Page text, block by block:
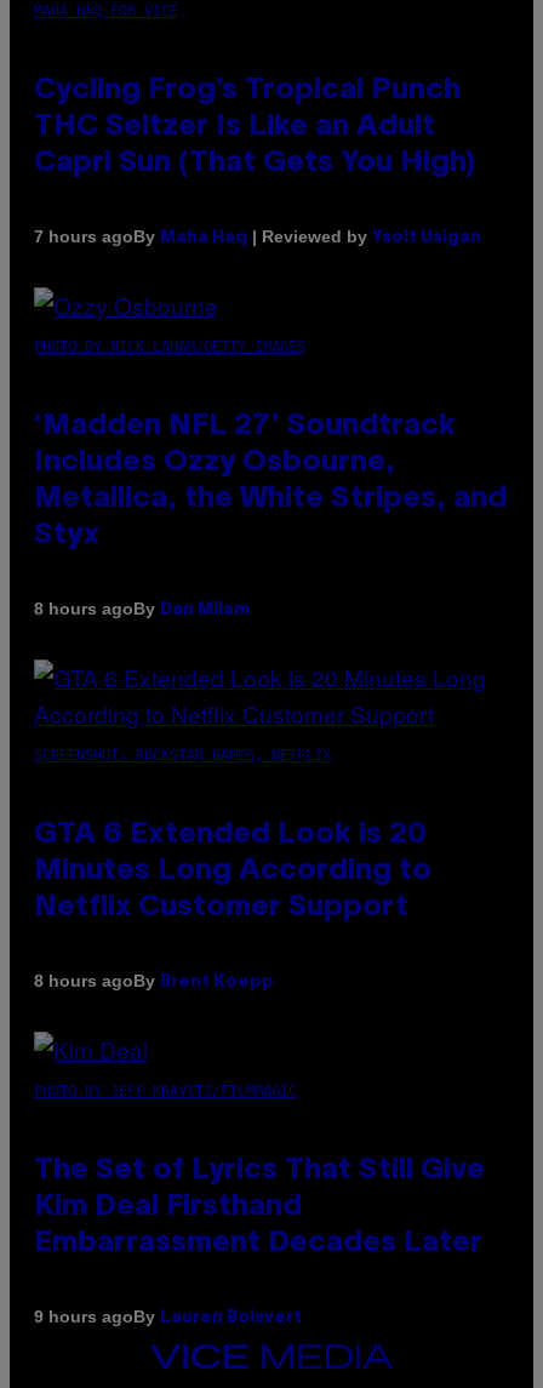
MAHA HAQ FOR VICE
Cycling Frog’s Tropical Punch
THC Seltzer Is Like an Adult
Capri Sun (That Gets You High)
7 hours agoBy Maha Haq | Reviewed by Ysolt Usigan
PHOTO BY NICK LAHAM/GETTY IMAGES
‘Madden NFL 27’ Soundtrack
Includes Ozzy Osbourne,
Metallica, the White Stripes, and
Styx
8 hours agoBy Dan Milam
SCREENSHOT: ROCKSTAR GAMES, NETFLIX
GTA 6 Extended Look is 20
Minutes Long According to
Netflix Customer Support
8 hours agoBy Brent Koepp
PHOTO BY JEFF KRAVITZ/FILMMAGIC
The Set of Lyrics That Still Give
Kim Deal Firsthand
Embarrassment Decades Later
9 hours agoBy Lauren Boisvert
VICE
MEDIA